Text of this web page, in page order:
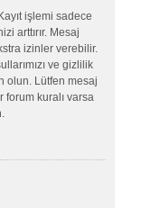
işlemi sadece
arttırır. Mesaj
izinler verebilir.
ve gizlilik
olun. Lütfen mesaj
kuralı varsa